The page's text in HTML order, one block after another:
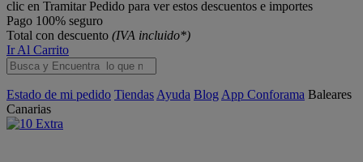
clic en Tramitar Pedido para ver estos descuentos e importes
Pago 100% seguro
Total con descuento (IVA incluido*)
Ir Al Carrito
Estado de mi pedido Tiendas Ayuda Blog App Conforama Baleares
Canarias